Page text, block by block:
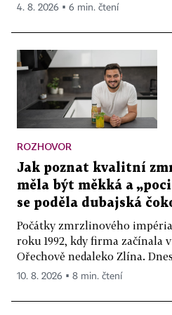
4. 8. 2026 ▪ 6 min. čtení
ROZHOVOR
Jak poznat kvalitní
měla být měkká a
se poděla dubajská
Počátky zmrzlinového
roku 1992, kdy firma začínala
Ořechově nedaleko Zlína.
10. 8. 2026 ▪ 8 min. čtení